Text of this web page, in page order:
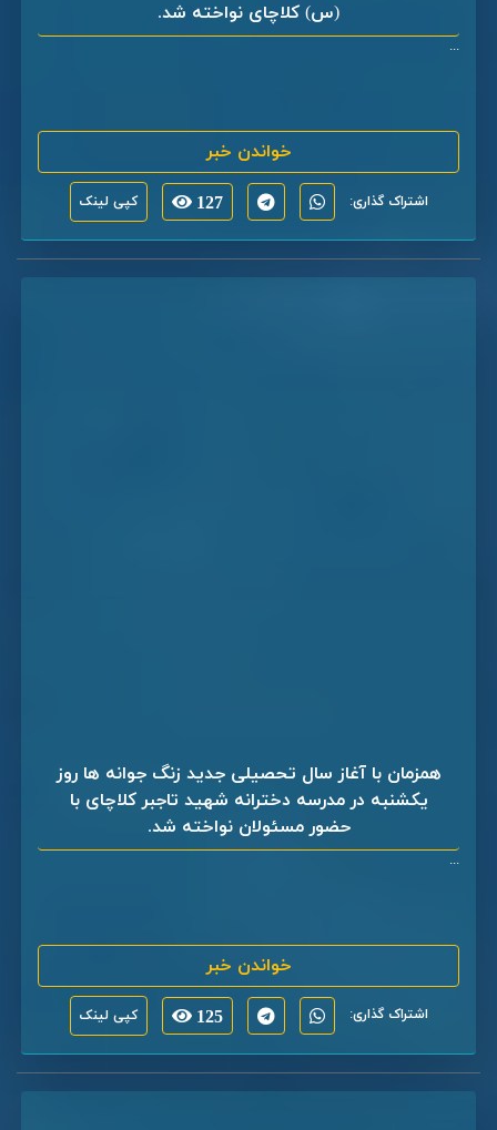
(س) کلاچای نواخته شد.
...
خواندن خبر
اشتراک گذاری: 127 کپی لینک
همزمان با آغاز سال تحصیلی جدید زنگ جوانه ها روز
یکشنبه در مدرسه دخترانه شهید تاجبر کلاچای با
حضور مسئولان نواخته شد.
...
خواندن خبر
اشتراک گذاری: 125 کپی لینک